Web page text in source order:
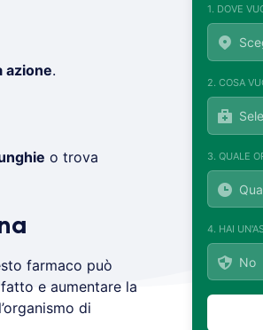
azione.
o trova
farmaco può
e aumentare la
di
1. DOVE
2. COSA
3. QUALE
4. HAI